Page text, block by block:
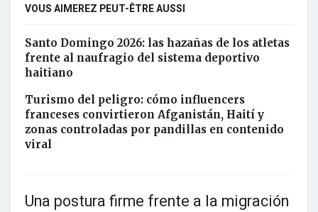
VOUS AIMEREZ PEUT-ÊTRE AUSSI
Santo Domingo 2026: las hazañas de los atletas
frente al naufragio del sistema deportivo
haitiano
Turismo del peligro: cómo influencers
franceses convirtieron Afganistán, Haití y
zonas controladas por pandillas en contenido
viral
Una postura firme frente a la migración